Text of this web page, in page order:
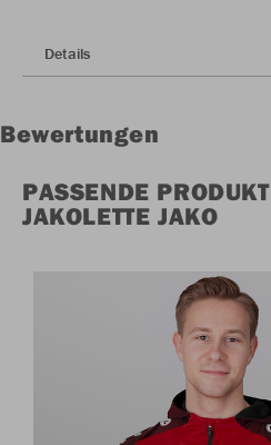
Details
Bewertungen
PASSENDE
JAKOLETTE JAKO